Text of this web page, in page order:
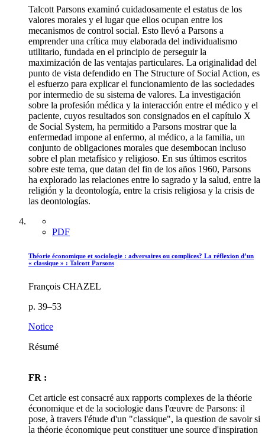
Talcott Parsons examinó cuidadosamente el estatus de los
valores morales y el lugar que ellos ocupan entre los
mecanismos de control social. Esto llevó a Parsons a
emprender una crítica muy elaborada del individualismo
utilitario, fundada en el principio de perseguir la
maximización de las ventajas particulares. La originalidad del
punto de vista defendido en The Structure of Social Action, es
el esfuerzo para explicar el funcionamiento de las sociedades
por intermedio de su sistema de valores. La investigación
sobre la profesión médica y la interacción entre el médico y el
paciente, cuyos resultados son consignados en el capítulo X
de Social System, ha permitido a Parsons mostrar que la
enfermedad impone al enfermo, al médico, a la familia, un
conjunto de obligaciones morales que desembocan incluso
sobre el plan metafísico y religioso. En sus últimos escritos
sobre este tema, que datan del fin de los años 1960, Parsons
ha explorado las relaciones entre lo sagrado y la salud, entre la
religión y la deontología, entre la crisis religiosa y la crisis de
las deontologías.
PDF
Théorie économique et sociologie : adversaires ou complices? La réflexion d’un
« classique » : Talcott Parsons
François CHAZEL
p. 39–53
Notice
Résumé
FR :
Cet article est consacré aux rapports complexes de la théorie
économique et de la sociologie dans l'œuvre de Parsons: il
pose, à travers l'étude d'un "classique", la question de savoir si
la théorie économique peut constituer une source d'inspiration